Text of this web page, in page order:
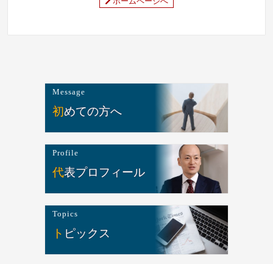
Message
初めての方へ
Profile
代表プロフィール
Topics
トピックス